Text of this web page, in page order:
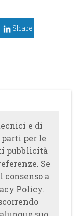
Share
e di
per le
pubblicità
Se
consenso a
Policy.